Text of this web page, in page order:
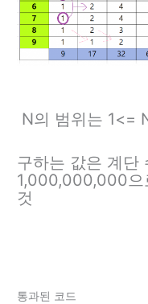
N의 범위는 1<=
구하는 값은 계단
1,000,000,000으
것
통과된 코드